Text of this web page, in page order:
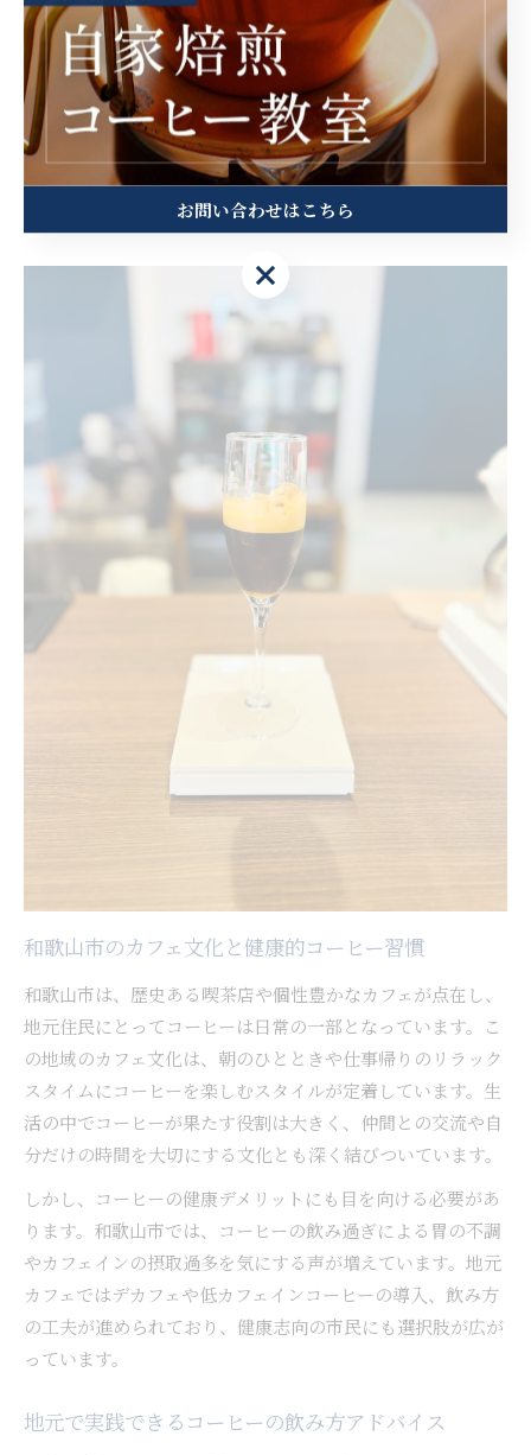
ことも効果的です。心身の健康を守るためにも、定期的な自
己点検を習慣にしましょう。
和歌山市で学ぶコーヒー摂取の工
和歌山市のカフェ文化と健康的コーヒー習慣
和歌山市は、歴史ある喫茶店や個性豊かなカフェが点在し、
地元住民にとってコーヒーは日常の一部となっています。こ
の地域のカフェ文化は、朝のひとときや仕事帰りのリラック
スタイムにコーヒーを楽しむスタイルが定着しています。生
活の中でコーヒーが果たす役割は大きく、仲間との交流や自
分だけの時間を大切にする文化とも深く結びついています。
しかし、コーヒーの健康デメリットにも目を向ける必要があ
ります。和歌山市では、コーヒーの飲み過ぎによる胃の不調
やカフェインの摂取過多を気にする声が増えています。地元
カフェではデカフェや低カフェインコーヒーの導入、飲み方
の工夫が進められており、健康志向の市民にも選択肢が広が
っています。
地元で実践できるコーヒーの飲み方アドバイス
お問い合わせはこちら
お問い合わせはこちら